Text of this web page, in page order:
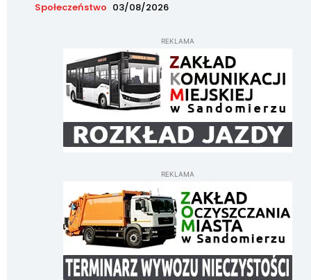
Społeczeństwo 03/08/2026
REKLAMA
REKLAMA